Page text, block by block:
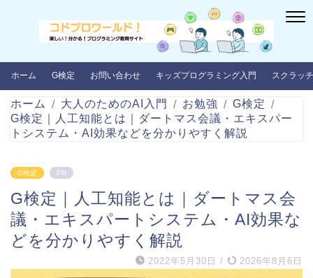
ホーム G検定 お問い合わせ キッズプログラミング入門 スクラッチ
ホーム 大人のためのAI入門 お勉強
G検定
G検定｜人工知能とは｜ダートマス会議・エキスパー
トシステム・AI効果などを分かりやすく解説
G検定 PR
G検定｜人工知能とは｜ダートマス会
議・エキスパートシステム・AI効果な
どを分かりやすく解説
2022年5月30日 / 2026年8月6日